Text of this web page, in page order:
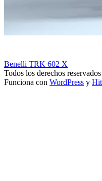
Benelli TRK 602 X
Todos los derechos
Funciona con WordPress y